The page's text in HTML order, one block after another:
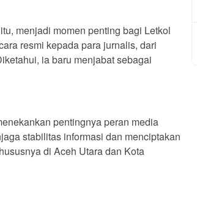
menjadi momen penting bagi Letkol
resmi kepada para jurnalis, dari
ia baru menjabat sebagai
pentingnya peran media
stabilitas informasi dan menciptakan
di Aceh Utara dan Kota